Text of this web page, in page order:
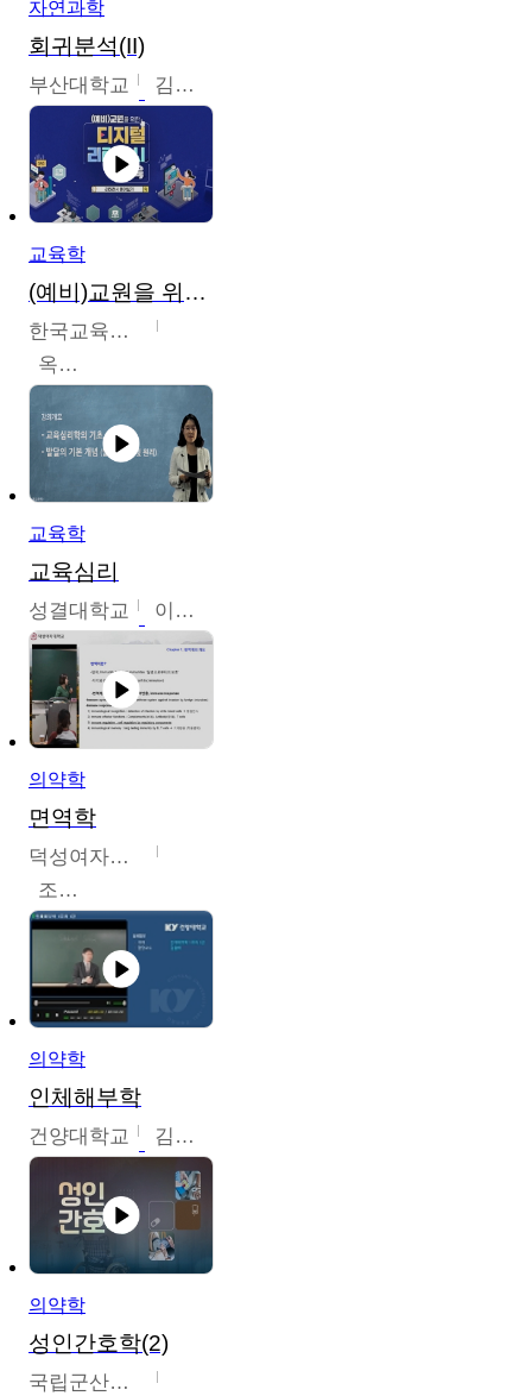
자연과학
회귀분석(II)
부산대학교 김충락
교육학
(예비)교원을 위한 디지털 리터러시 교육
한국교육학술정보원
옥현진
교육학
교육심리
성결대학교 이수경
의약학
면역학
덕성여자대학교
조효선
의약학
인체해부학
건양대학교 김철태
의약학
성인간호학(2)
국립군산대학교